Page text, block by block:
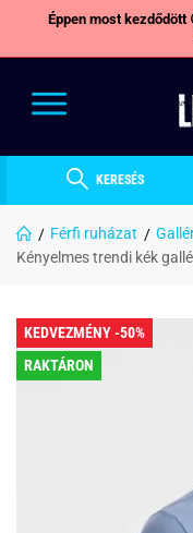
Éppen most kezdődött
KERESÉS
Férfi ruházat
Kényelmes trendi kék
KEDVEZMÉNY -50%
RAKTÁRON